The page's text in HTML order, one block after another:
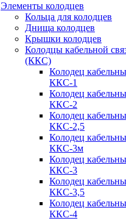
Элементы колодцев
Кольца для колодцев
Днища колодцев
Крышки колодцев
Колодцы кабельной
(ККС)
Колодец
ККС-1
Колодец
ККС-2
Колодец
ККС-2,5
Колодец
ККС-3м
Колодец
ККС-3
Колодец
ККС-3,5
Колодец
ККС-4